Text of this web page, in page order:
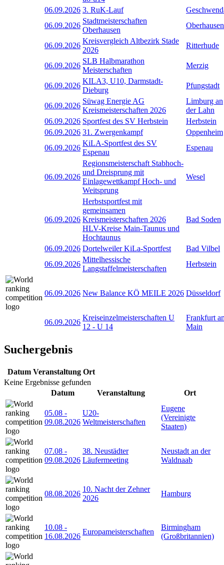
06.09.2026 3. RuK-Lauf
06.09.2026
Stadtmeisterschaften
Oberhausen
Oberhausen
06.09.2026
Kreisvergleich Altbezirk Stade
2026
Ritterhude
06.09.2026
SLB Halbmarathon
Meisterschaften
Merzig
06.09.2026
KILA3, U10, Darmstadt-
Dieburg
Pfungstadt
06.09.2026
Süwag Energie AG
Kreismeisterschaften 2026
Limburg an
der Lahn
06.09.2026 Sportfest des SV Herbstein
Herbstein
06.09.2026 31. Zwergenkampf
Oppenheim
06.09.2026
KiLA-Sportfest des SV
Espenau
Espenau
06.09.2026
Regionsmeisterschaft Stabhoch-
und Dreisprung mit
Einlagewettkampf Hoch- und
Weitsprung
Wesel
06.09.2026
Herbstsportfest mit
gemeinsamen
Kreismeisterschaften 2026
HLV-Kreise Main-Taunus und
Hochtaunus
Bad Soden
06.09.2026 Dortelweiler KiLa-Sportfest
Bad Vilbel
06.09.2026
Mittelhessische
Langstaffelmeisterschaften
Herbstein
06.09.2026 New Balance KÖ MEILE 2026 Düsseldorf
06.09.2026
Kreiseinzelmeisterschaften U
12 - U 14
Frankfurt
Main
Suchergebnis
Datum Veranstaltung Ort
Keine Ergebnisse gefunden
Datum
Veranstaltung Ort
05.08 -
09.08.2026
U20-
Weltmeisterschaften
Eugene
(Vereinigte
Staaten)
07.08 -
09.08.2026
38. Neustädter
Läufermeeting
Neustadt an der
Waldnaab
08.08.2026
10. Nacht der Zehner
2026
Hamburg
10.08 -
16.08.2026
Europameisterschaften
Birmingham
(Großbritannien)